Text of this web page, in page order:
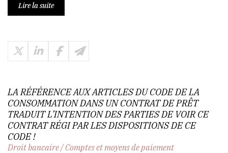
Lire la suite
LA RÉFÉRENCE AUX ARTICLES DU CODE DE LA
CONSOMMATION DANS UN CONTRAT DE PRÊT
TRADUIT L’INTENTION DES PARTIES DE VOIR CE
CONTRAT RÉGI PAR LES DISPOSITIONS DE CE
CODE !
Droit bancaire/Comptes et moyens de paiement